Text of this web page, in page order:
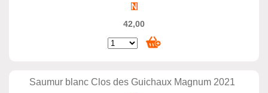
42,00
Saumur blanc Clos des Guichaux Magnum 2021